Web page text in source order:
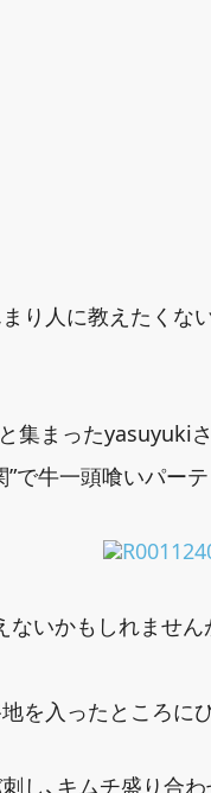
り人に教えたくな
まったyasuyukiさ
で牛一頭喰いパー
いかもしれませ
を入ったところに
し、キムチ盛り合